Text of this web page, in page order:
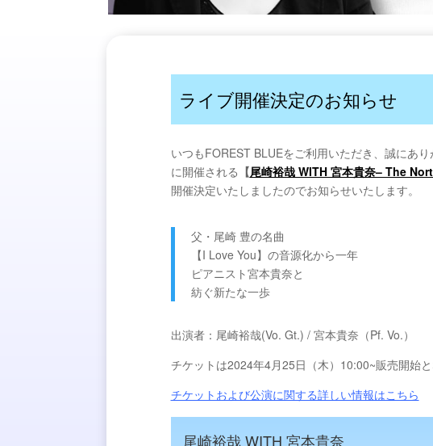
ライブ開催決定のお知らせ
いつもFOREST BLUEをご利用いただき、誠にあ
に開催される 【尾崎裕哉 WITH 宮本貴奈– The
開催決定いたしましたのでお知らせいたします。
父・尾崎 豊の名曲
【I Love You】の音源化から一年
ピアニスト宮本貴奈と
紡ぐ新たな一歩
出演者：尾崎裕哉(Vo. Gt.) / 宮本貴奈（Pf. Vo.）
チケットは2024年4月25日（木）10:00~販売開始と
チケットおよび公演に関する詳しい情報はこちら
尾崎裕哉 WITH 宮本貴奈